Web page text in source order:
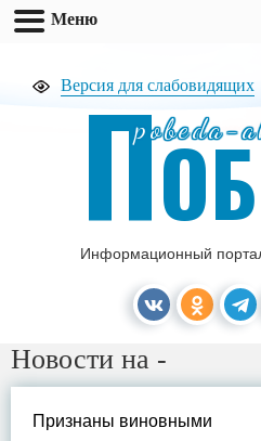
Версия для слабовидящих
pobeda-
П
Информационный
Новости на -
Признаны виновными
Меню